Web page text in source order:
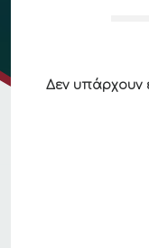
Δεν υπάρχουν